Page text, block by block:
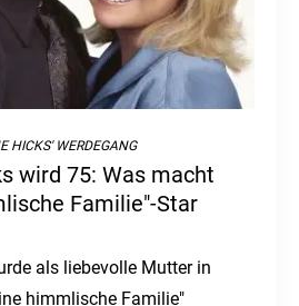
HICKS' WERDEGANG
wird 75: Was macht
Familie"-Star
als liebevolle Mutter in
himmlische Familie"